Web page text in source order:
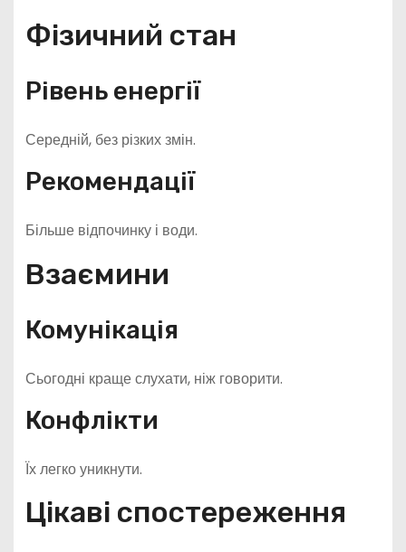
Фізичний стан
Рівень енергії
Середній, без різких змін.
Рекомендації
Більше відпочинку і води.
Взаємини
Комунікація
Сьогодні краще слухати, ніж говорити.
Конфлікти
Їх легко уникнути.
Цікаві спостереження